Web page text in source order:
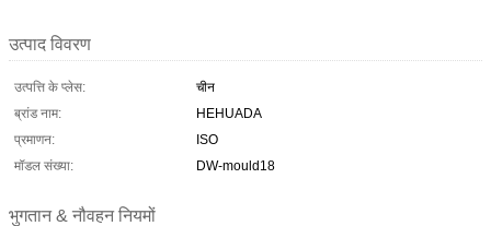
उत्पाद विवरण
उत्पत्ति के प्लेस:
चीन
ब्रांड नाम:
HEHUADA
प्रमाणन:
ISO
मॉडल संख्या:
DW-mould18
भुगतान & नौवहन नियमों